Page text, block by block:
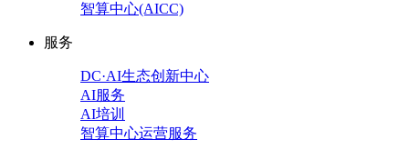
智算中心(AICC)
服务
DC·AI生态创新中心
AI服务
AI培训
智算中心运营服务